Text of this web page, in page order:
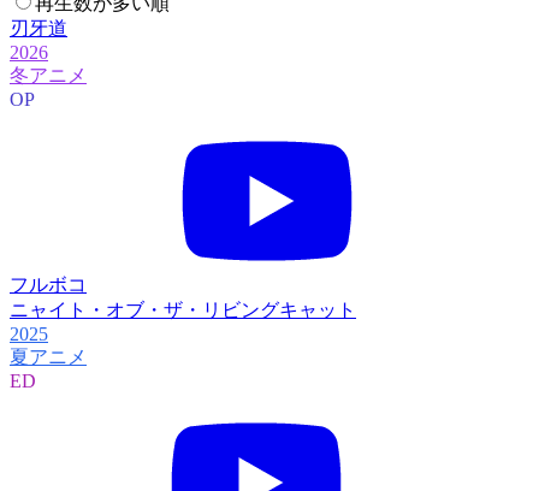
刃牙道
2026
冬アニメ
OP
フルボコ
ニャイト・オブ・ザ・リビングキャット
2025
夏アニメ
ED